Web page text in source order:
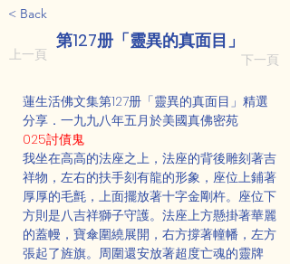
< Back
第127册「靈異的真面目」
上一頁 下一頁
蓮生活佛文集第127册「靈異的真面目」精選
分享．一九九八年五月於美國真佛密苑
025討債鬼
我坐在高高的法座之上，法座的背後雕刻著吉
祥物，左右的扶手刻有龍的形象，座位上鋪著
厚厚的毛氈，上面擺放著十字金剛杵。座位下
方則是八吉祥獅子守護。法座上方懸掛著華麗
的蓋幔，寶傘圍繞展開，右方撐著幢幡，左方
張起了旌旗。周圍還安放著超度亡魂的靈牌